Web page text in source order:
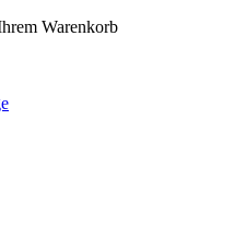
Warenkorb